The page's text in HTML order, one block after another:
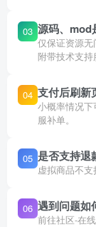
03 源码、mod
仅保证资源
附带技术支持
04 支付后刷新
小概率情况
服补单。
05 是否支持退
虚拟商品不支
06 遇到问题如
前往社区-在